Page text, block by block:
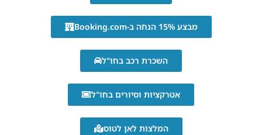
מבצע 15% הנחה ב-Booking.com
השכרת רכב בחו"ל
אטרקציות וסיורים בחו"ל
המלצות לאן לטוס